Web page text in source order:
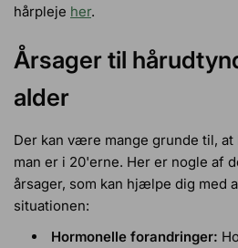
hårpleje her.
Årsager til
alder
Der kan være mange grunde til,
man er i 20'erne. Her er nogle af
årsager, som kan hjælpe dig med
situationen:
Hormonelle forandringer: